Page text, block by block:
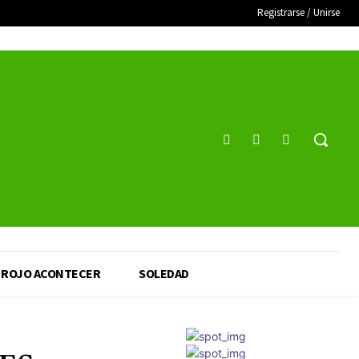
Registrarse / Unirse
ROJO ACONTECER SOLEDAD